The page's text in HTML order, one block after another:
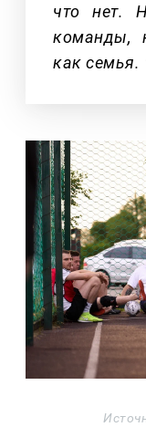
что нет.
команды,
как семья.